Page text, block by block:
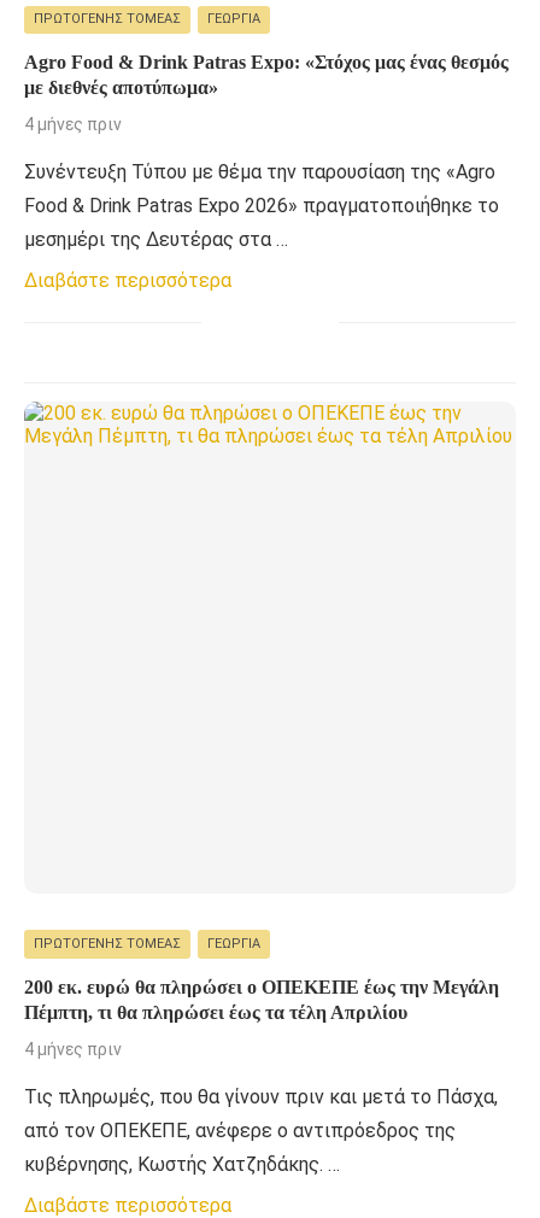
ΠΡΩΤΟΓΕΝΉΣ ΤΟΜΈΑΣ ΓΕΩΡΓΊΑ
Agro Food & Drink Patras Expo: «Στόχος μας ένας θεσμός
με διεθνές αποτύπωμα»
4 μήνες πριν
Συνέντευξη Τύπου με θέμα την παρουσίαση της «Agro
Food & Drink Patras Expo 2026» πραγματοποιήθηκε το
μεσημέρι της Δευτέρας στα …
Διαβάστε περισσότερα
ΠΡΩΤΟΓΕΝΉΣ ΤΟΜΈΑΣ ΓΕΩΡΓΊΑ
200 εκ. ευρώ θα πληρώσει ο ΟΠΕΚΕΠΕ έως την Μεγάλη
Πέμπτη, τι θα πληρώσει έως τα τέλη Απριλίου
4 μήνες πριν
Τις πληρωμές, που θα γίνουν πριν και μετά το Πάσχα,
από τον ΟΠΕΚΕΠΕ, ανέφερε ο αντιπρόεδρος της
κυβέρνησης, Κωστής Χατζηδάκης. …
Διαβάστε περισσότερα